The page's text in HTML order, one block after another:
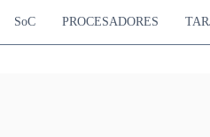
SoC PROCESADORES